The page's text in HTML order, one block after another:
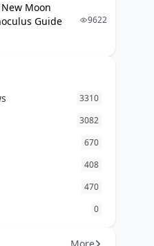
Moon
Guide
9622
3310
3082
670
408
470
0